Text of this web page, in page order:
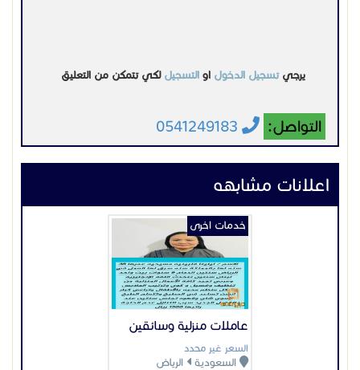
يرجيتسجيل الدخول او التسجيل لكي تتمكن من التعليق
التواصل: 0541249183
اعلانات مشابهه
عاملات منزلية وسائقين
السعر غير محدد
السعودية الرياض
خدمات اخرى